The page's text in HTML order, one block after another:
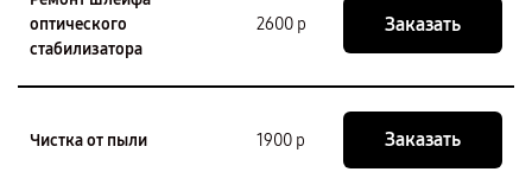
оптического
стабилизатора
2600 р Заказать
Чистка от пыли 1900 р Заказать